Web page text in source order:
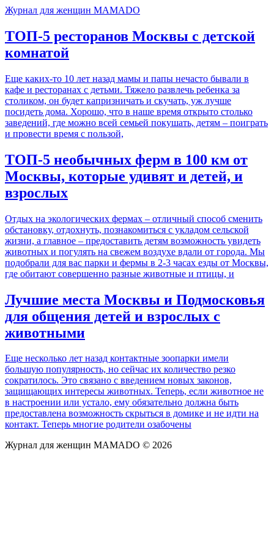
Журнал для женщин MAMADO
ТОП-5 ресторанов Москвы с детской
комнатой
Еще каких-то 10 лет назад мамы и папы нечасто бывали в
кафе и ресторанах с детьми. Тяжело развлечь ребенка за
столиком, он будет капризничать и скучать, уж лучше
посидеть дома. Хорошо, что в наше время открыто столько
заведений, где можно всей семьей покушать, детям – поиграть
и провести время с пользой,
ТОП-5 необычных ферм в 100 км от
Москвы, которые удивят и детей, и
взрослых
Отдых на экологических фермах – отличный способ сменить
обстановку, отдохнуть, познакомиться с укладом сельской
жизни, а главное – предоставить детям возможность увидеть
животных и погулять на свежем воздухе вдали от города. Мы
подобрали для вас парки и фермы в 2-3 часах езды от Москвы,
где обитают совершенно разные животные и птицы, и
Лучшие места Москвы и Подмосковья
для общения детей и взрослых с
животными
Еще несколько лет назад контактные зоопарки имели
большую популярность, но сейчас их количество резко
сократилось. Это связано с введением новых законов,
защищающих интересы животных. Теперь, если животное не
в настроении или устало, ему обязательно должна быть
предоставлена возможность скрыться в домике и не идти на
контакт. Теперь многие родители озабочены
Журнал для женщин MAMADO © 2026